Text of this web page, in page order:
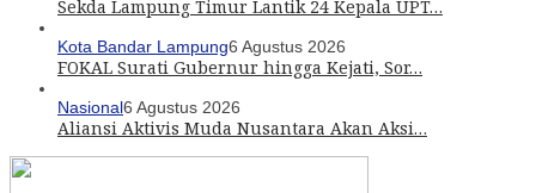
Sekda Lampung Timur Lantik 24 Kepala UPT…
Kota Bandar Lampung6 Agustus 2026
FOKAL Surati Gubernur hingga Kejati, Sor…
Nasional6 Agustus 2026
Aliansi Aktivis Muda Nusantara Akan Aksi…